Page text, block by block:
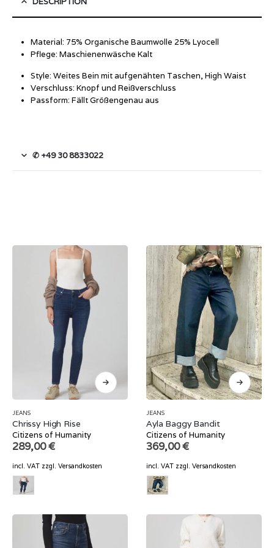
Material: 75% Organische Baumwolle 25% Lyocell
Pflege: Maschienenwäsche Kalt
Style: Weites Bein mit aufgenähten Taschen, High Waist
Verschluss: Knopf und Reißverschluss
Passform: Fällt Größengenau aus
✆ +49 30 8833022
JEANS
Chrissy High Rise
Citizens of Humanity
289,00€
incl. VAT zzgl. Versandkosten
JEANS
Ayla Baggy Bandit
Citizens of Humanity
369,00€
incl. VAT zzgl. Versandkosten